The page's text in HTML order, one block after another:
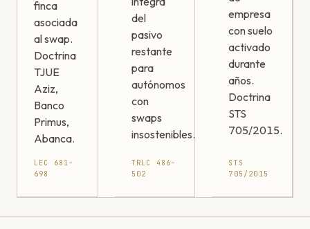
finca
asociada
al swap.
Doctrina
TJUE
Aziz,
Banco
Primus,
Abanca.
LEC 681–
698
del
pasivo
restante
para
autónomos
con
swaps
insostenibles.
TRLC 486–
502
empresa
con suelo
activado
durante
años.
Doctrina
STS
705/2015.
STS
705/2015